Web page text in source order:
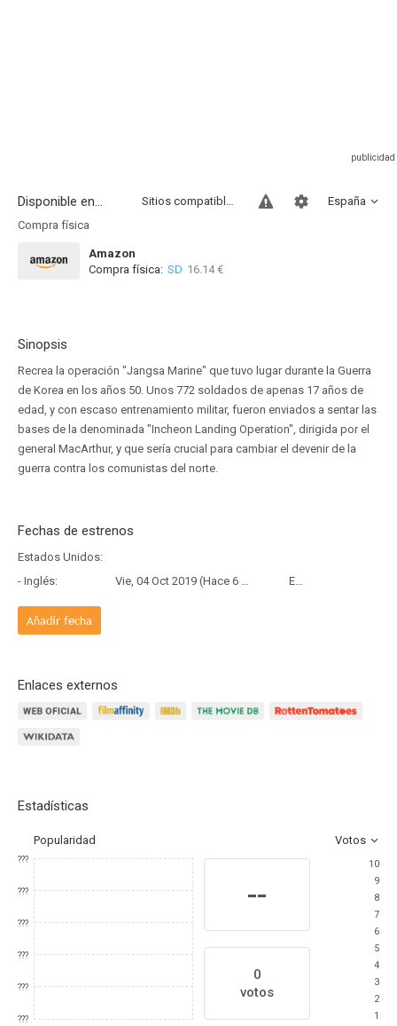
Disponible en... España
Sitios compatibles
Compra física
Amazon
Compra física: SD 16.14 €
Sinopsis
Recrea la operación "Jangsa Marine" que tuvo lugar durante la Guerra
de Korea en los años 50. Unos 772 soldados de apenas 17 años de
edad, y con escaso entrenamiento militar, fueron enviados a sentar las
bases de la denominada "Incheon Landing Operation", dirigida por el
general MacArthur, y que sería crucial para cambiar el devenir de la
guerra contra los comunistas del norte.
Fechas de estrenos
Estados Unidos:
- Inglés:
Vie, 04 Oct 2019 (Hace 6 años y 10 meses) Estreno
Añadir fecha
Enlaces externos
Estadísticas
Popularidad Votos
???
???
???
???
???
???
--
0
votos
10
9
8
7
6
5
4
3
2
1